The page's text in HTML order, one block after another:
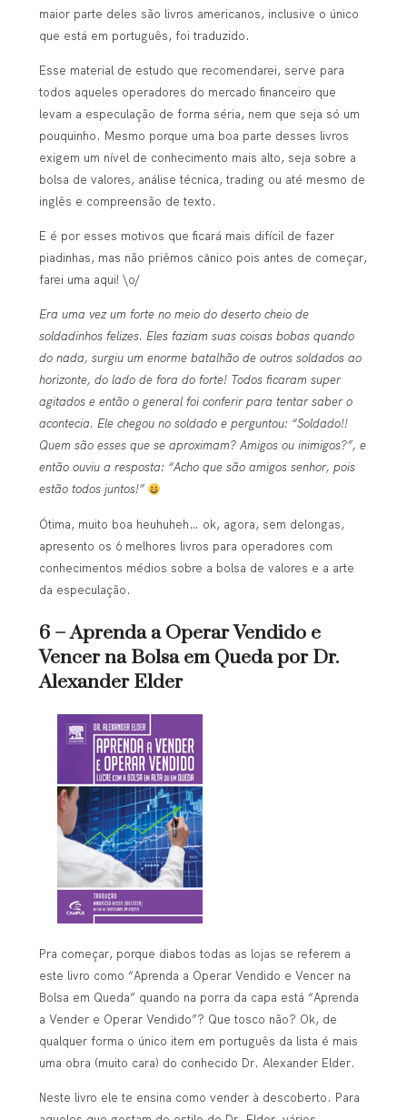
maior parte deles são livros americanos, inclusive o único
que está em português, foi traduzido.
Esse material de estudo que recomendarei, serve para
todos aqueles operadores do mercado financeiro que
levam a especulação de forma séria, nem que seja só um
pouquinho. Mesmo porque uma boa parte desses livros
exigem um nível de conhecimento mais alto, seja sobre a
bolsa de valores, análise técnica, trading ou até mesmo de
inglês e compreensão de texto.
E é por esses motivos que ficará mais difícil de fazer
piadinhas, mas não priêmos cânico pois antes de começar,
farei uma aqui! \o/
Era uma vez um forte no meio do deserto cheio de
soldadinhos felizes. Eles faziam suas coisas bobas quando
do nada, surgiu um enorme batalhão de outros soldados ao
horizonte, do lado de fora do forte! Todos ficaram super
agitados e então o general foi conferir para tentar saber o
acontecia. Ele chegou no soldado e perguntou: “Soldado!!
Quem são esses que se aproximam? Amigos ou inimigos?”, e
então ouviu a resposta: “Acho que são amigos senhor, pois
estão todos juntos!”
Ótima, muito boa heuhuheh… ok, agora, sem delongas,
apresento os 6 melhores livros para operadores com
conhecimentos médios sobre a bolsa de valores e a arte
da especulação.
6 – Aprenda a Operar Vendido e
Vencer na Bolsa em Queda por Dr.
Alexander Elder
Pra começar, porque diabos todas as lojas se referem a
este livro como “Aprenda a Operar Vendido e Vencer na
Bolsa em Queda” quando na porra da capa está “Aprenda
a Vender e Operar Vendido”? Que tosco não? Ok, de
qualquer forma o único item em português da lista é mais
uma obra (muito cara) do conhecido Dr. Alexander Elder.
Neste livro ele te ensina como vender à descoberto. Para